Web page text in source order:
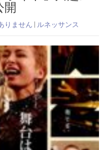
開
りません ルネッサンス